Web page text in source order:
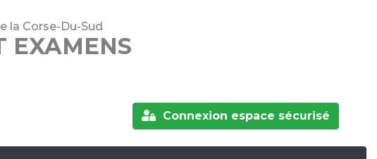
la Corse-Du-Sud
EXAMENS
Connexion espace sécurisé